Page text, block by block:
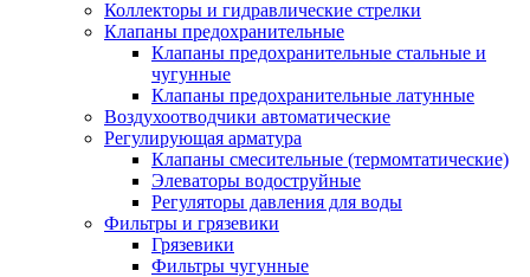
Коллекторы и гидравлические стрелки
Клапаны предохранительные
Клапаны предохранительные стальные и
чугунные
Клапаны предохранительные латунные
Воздухоотводчики автоматические
Регулирующая арматура
Клапаны смесительные (термомтатические)
Элеваторы водоструйные
Регуляторы давления для воды
Фильтры и грязевики
Грязевики
Фильтры чугунные